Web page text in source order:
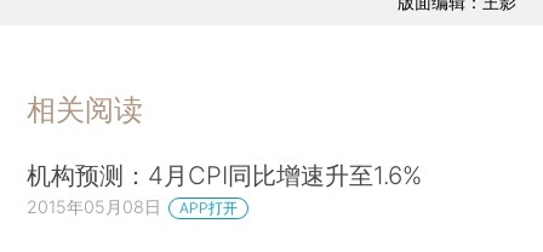
相关阅读
机构预测：4月CPI同比增速升至1.6%
2015年05月08日 APP打开